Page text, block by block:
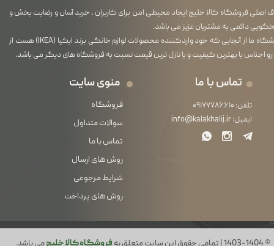
© 1403-1404 | تمامی حقوق این سایت متعلق به فروشگاه کالا خلیجمی باشد.
اصلی فروشگاه کالا خلیج ایجاد محیطی امن برای کاربران ، خرید آسان و رضایت بخش و
دائمی به مشتریان عزیز می باشد.
فروشگاه ما از آنجایی که خود واردکننده محصولات لوازم خانگی برند ایکیا (IKEA) هست از
رو اجناس با بهترین کیفیت و با نازل ترین قیمت نسبت به فروشگاه های دیگر می باشد.
منوی سایت
فروشگاه
سوالات متداول
تماس با ما
روش های ارسال
شرایط مرجوعی
روش های پرداخت
تماس با ما
تلفن: ۰۹۱۷۷۷۸۶۶۱۰
ایمیل:info@kalakhalij.ir